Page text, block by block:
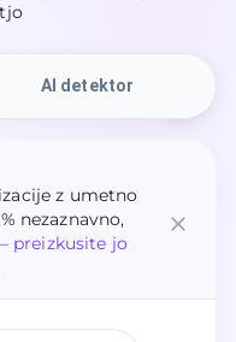
AI detektor
z umetno
nezaznavno,
– preizkusite jo